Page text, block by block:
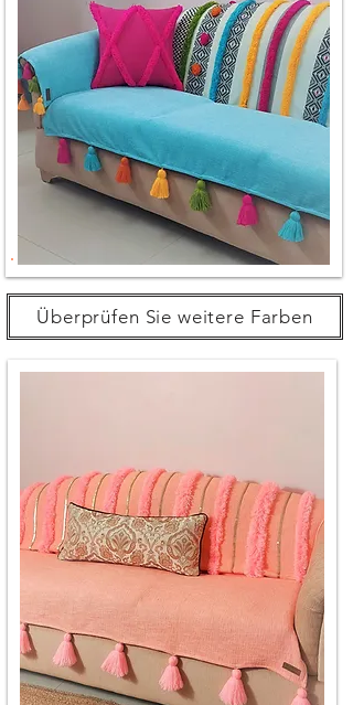
Überprüfen Sie weitere Farben